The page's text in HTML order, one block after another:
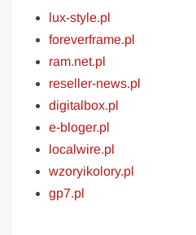
lux-style.pl
foreverframe.pl
ram.net.pl
reseller-news.pl
digitalbox.pl
e-bloger.pl
localwire.pl
wzoryikolory.pl
gp7.pl